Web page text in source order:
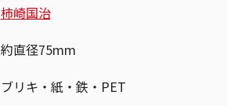
柿崎国治
約直径75mm
ブリキ・紙・鉄・PET